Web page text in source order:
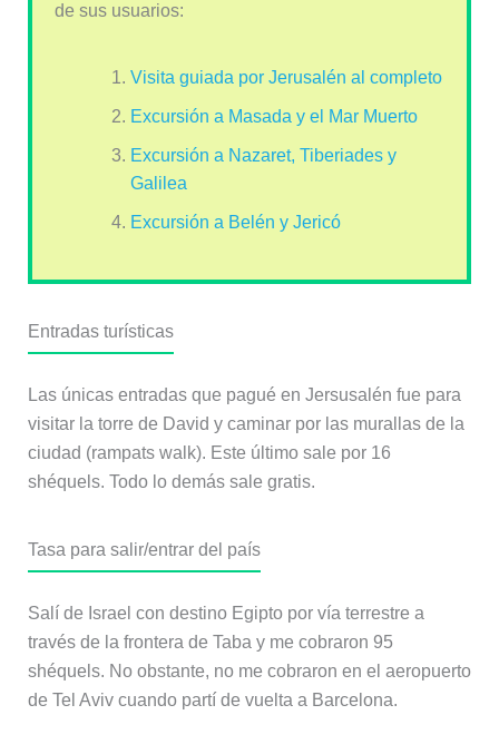
de sus usuarios:
Visita guiada por Jerusalén al completo
Excursión a Masada y el Mar Muerto
Excursión a Nazaret, Tiberiades y
Galilea
Excursión a Belén y Jericó
Entradas turísticas
Las únicas entradas que pagué en Jersusalén fue para
visitar la torre de David y caminar por las murallas de la
ciudad (rampats walk). Este último sale por 16
shéquels. Todo lo demás sale gratis.
Tasa para salir/entrar del país
Salí de Israel con destino Egipto por vía terrestre a
través de la frontera de Taba y me cobraron 95
shéquels. No obstante, no me cobraron en el aeropuerto
de Tel Aviv cuando partí de vuelta a Barcelona.